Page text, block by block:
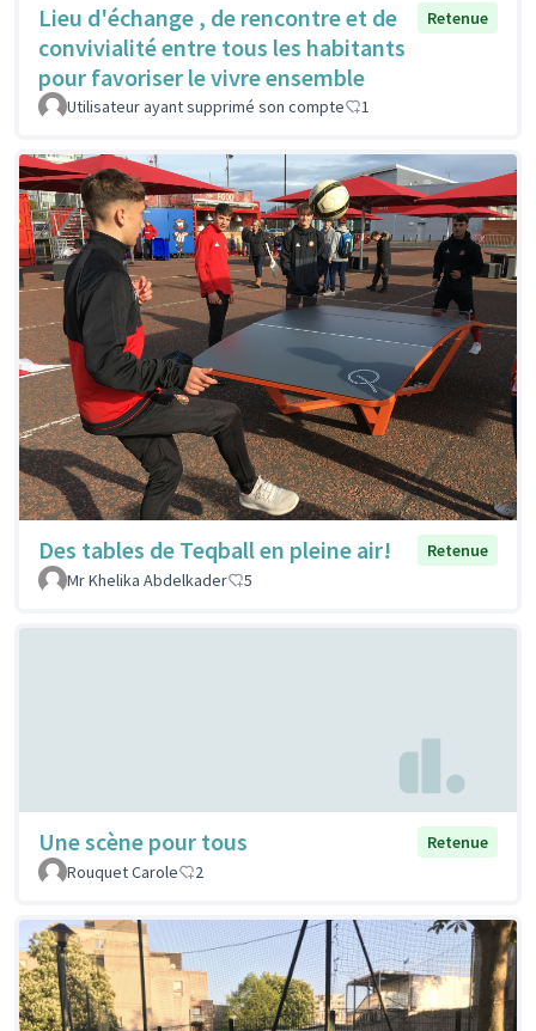
Lieu d'échange , de rencontre et de
convivialité entre tous les habitants
pour favoriser le vivre ensemble
Retenue
Utilisateur ayant supprimé son compte 1
Des tables de Teqball en pleine air!
Retenue
Mr Khelika Abdelkader
5
Une scène pour tous
Retenue
Rouquet Carole
2